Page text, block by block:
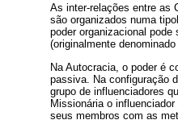
As inter-relações entre as
são organizados numa
poder organizacional
(originalmente
Na Autocracia, o poder é
passiva. Na configuração
grupo de influenciadores
Missionária o
seus membros com as